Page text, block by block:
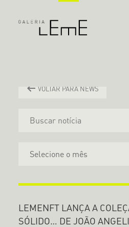
VOLTAR PARA NEWS
LEMENFT LANÇA A
SÓLIDO… DE JOÃO